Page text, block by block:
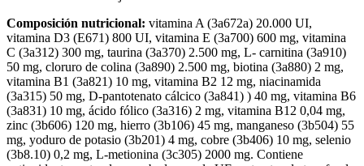
Composición nutricional: vitamina A (3a672a) 20.000 UI,
vitamina D3 (E671) 800 UI, vitamina E (3a700) 600 mg, vitamina
C (3a312) 300 mg, taurina (3a370) 2.500 mg, L- carnitina (3a910)
50 mg, cloruro de colina (3a890) 2.500 mg, biotina (3a880) 2 mg,
vitamina B1 (3a821) 10 mg, vitamina B2 12 mg, niacinamida
(3a315) 50 mg, D-pantotenato cálcico (3a841) ) 40 mg, vitamina B6
(3a831) 10 mg, ácido fólico (3a316) 2 mg, vitamina B12 0,04 mg,
zinc (3b606) 120 mg, hierro (3b106) 45 mg, manganeso (3b504) 55
mg, yoduro de potasio (3b201) 4 mg, cobre (3b406) 10 mg, selenio
(3b8.10) 0,2 mg, L-metionina (3c305) 2000 mg. Contiene